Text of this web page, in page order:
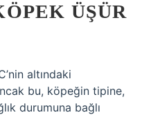
ÜŞÜR
altındaki
bu, köpeğin tipine,
durumuna bağlı